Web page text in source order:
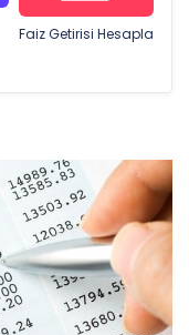
Faiz Getirisi Hesapla